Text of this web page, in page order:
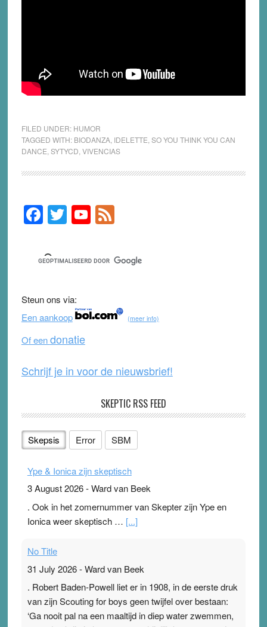
FILED UNDER: HUMOR
TAGGED WITH: BIODANZA, IDELETTE SO YOU THINK YOU CAN
DANCE SYTYCD VIVENCIAS
Primary
Sidebar
F
a
c
e
b
o
o
k
T
wi
tt
er
Y
o
u
T
b
e
F
e
d
Steun ons via:
Een aankoop
(meer info)
Of eendonatie
Schrijf je in voor de nieuwsbrief!
SKEPTIC RSS FEED
Skepsis Error SBM
Ype & Ionica zijn skeptisch
3 August 2026-Ward van Beek
. Ook in het zomernummer van Skepter zijn Ype en
Ionica weer skeptisch … [...]
No Title
31 July 2026-Ward van Beek
. Robert Baden-Powell liet er in 1908, in de eerste druk
van zijn Scouting for boys geen twijfel over bestaan:
‘Ga nooit pal na een maaltijd in diep water zwemmen,